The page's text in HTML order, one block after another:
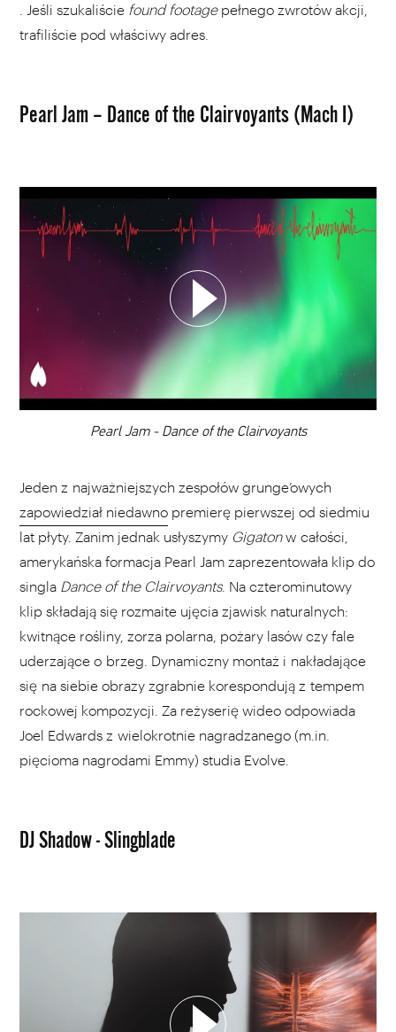
. Jeśli szukaliście found footagepełnego zwrotów akcji,
trafiliście pod właściwy adres.
Pearl Jam – Dance of the Clairvoyants (Mach I)
00:00
Pearl Jam - Dance of the Clairvoyants
WYBIERZ SWOJĄ PLAYLISTĘ
DODAJ TEN FILM DO PLAYLISTY
Jeden z najważniejszych zespołów grunge’owych
zapowiedział niedawno premierę pierwszej od siedmiu
lat płyty. Zanim jednak usłyszymy Gigatonw całości,
amerykańska formacja Pearl Jam zaprezentowała klip do
singla Dance of the Clairvoyants. Na czterominutowy
klip składają się rozmaite ujęcia zjawisk naturalnych:
kwitnące rośliny, zorza polarna, pożary lasów czy fale
uderzające o brzeg. Dynamiczny montaż i nakładające
się na siebie obrazy zgrabnie korespondują z tempem
rockowej kompozycji. Za reżyserię wideo odpowiada
Joel Edwards z wielokrotnie nagradzanego (m.in.
pięcioma nagrodami Emmy) studia Evolve.
DJ Shadow - Slingblade
WYBIERZ SWOJĄ PLAYLISTĘ